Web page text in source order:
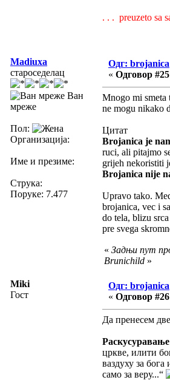
. . . preuzeto sa
Madiuxa
староседелац
Ван
мреже
Пол:
Организација:
Име и презиме:
Струка:
Поруке: 7.477
Одг: brojanica
« Одговор
Mnogo mi smeta
ne mogu nikako
Цитат
Brojanica je
ruci, ali pitajmo
grijeh nekoristiti
Brojanica nije
Upravo tako.
brojanica, vec i
do tela, blizu
pre svega
« Задњи пут
Brunichild »
Miki
Гост
Одг: brojanica
« Одговор
Да пренесем
цркве, илити
ваздуху за
само за веру...“